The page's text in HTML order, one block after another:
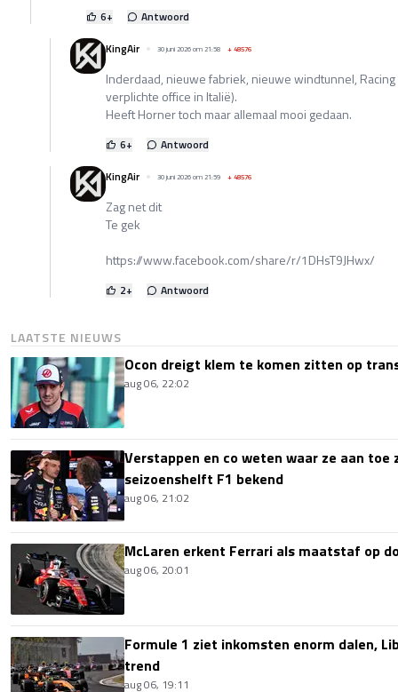
6+
Antwoord
KingAir
30 juni 2026 om 21:58 +48576
Inderdaad, nieuwe fabriek, nieuwe windtunnel,
verplichte office in Italië).
Heeft Horner toch maar allemaal mooi gedaan.
6+
Antwoord
KingAir
30 juni 2026 om 21:59 +48576
Zag net dit
Te gek
https://www.facebook.com/share/r/1DHsT9JHwx/
2+ Antwoord
LAATSTE NIEUWS
Ocon dreigt klem te komen zitten op
aug 06, 22:02
Verstappen en co weten waar ze aan
seizoenshelft F1 bekend
aug 06, 21:02
McLaren erkent Ferrari als maatstaf op
aug 06, 20:01
Formule 1 ziet inkomsten enorm dalen,
trend
aug 06, 19:11